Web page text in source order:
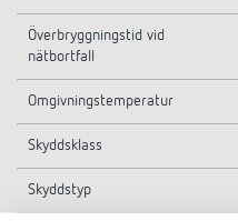
Överbryggningstid vid
nätbortfall
Omgivningstemperatur
Skyddsklass
Skyddstyp